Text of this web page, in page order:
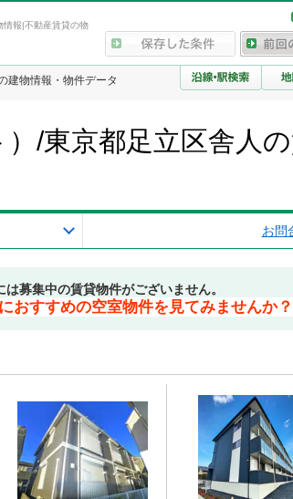
情報|不動産賃貸の物
建物情報・物件データ
/東京都足立区舎人
お問
は募集中の賃貸物件がございません。
おすすめの空室物件を見てみませんか？